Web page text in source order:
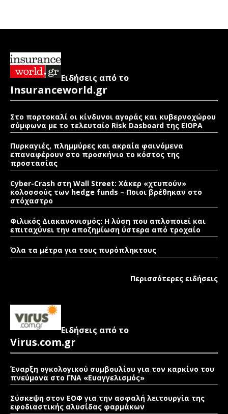
Ειδήσεις από το
Insuranceworld.gr
Στο πορτοκαλί οι κίνδυνοι αγοράς και κυβερνοχώρου
σύμφωνα με το τελευταίο Risk Dasboard της EIOPA
Πυρκαγιές, πλημμύρες και ακραία φαινόμενα
επαναφέρουν στο προσκήνιο το κόστος της
προστασίας
Cyber-Crash στη Wall Street: Χάκερ «χτυπούν»
κολοσσούς των hedge funds – Ποιοι βρέθηκαν στο
στόχαστρο
Φιλικός Διακανονισμός: Η λύση που απλοποιεί και
επιταχύνει την αποζημίωση ύστερα από τροχαίο
Όλα τα μέτρα για τους πυρόπληκτους
Περισσότερες ειδήσεις
Ειδήσεις από το
Virus.com.gr
Έναρξη ογκολογικού συμβουλίου για τον καρκίνο του
πνεύμονα στο ΓΝΑ «Ευαγγελισμός»
Σύσκεψη στον ΕΟΦ για την ασφαλή λειτουργία της
εφοδιαστικής αλυσίδας φαρμάκων